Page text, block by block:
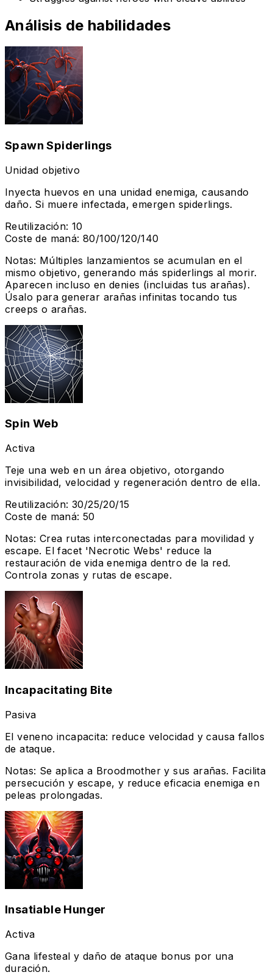
Análisis de habilidades
Spawn Spiderlings
Unidad objetivo
Inyecta huevos en una unidad enemiga, causando
daño. Si muere infectada, emergen spiderlings.
Reutilización:10
Coste de maná:80/100/120/140
Notas: Múltiples lanzamientos se acumulan en el
mismo objetivo, generando más spiderlings al morir.
Aparecen incluso en denies (incluidas tus arañas).
Úsalo para generar arañas infinitas tocando tus
creeps o arañas.
Spin Web
Activa
Teje una web en un área objetivo, otorgando
invisibilidad, velocidad y regeneración dentro de ella.
Reutilización:30/25/20/15
Coste de maná:50
Notas: Crea rutas interconectadas para movilidad y
escape. El facet 'Necrotic Webs' reduce la
restauración de vida enemiga dentro de la red.
Controla zonas y rutas de escape.
Incapacitating Bite
Pasiva
El veneno incapacita: reduce velocidad y causa fallos
de ataque.
Notas: Se aplica a Broodmother y sus arañas. Facilita
persecución y escape, y reduce eficacia enemiga en
peleas prolongadas.
Insatiable Hunger
Activa
Gana lifesteal y daño de ataque bonus por una
duración.